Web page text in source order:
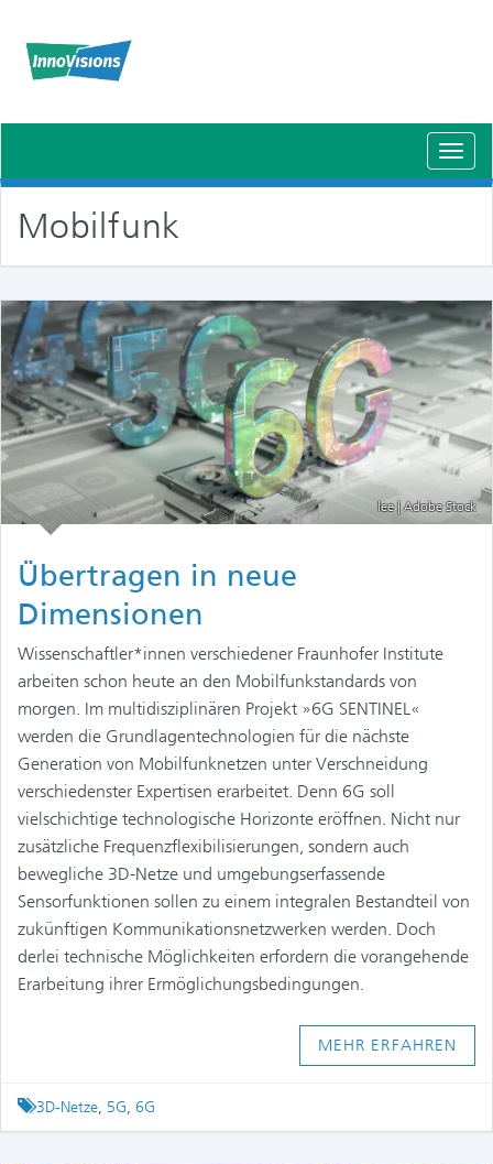
Mobilfunk
lee | Adobe Stock
Übertragen in neue
Dimensionen
Wissenschaftler*innen verschiedener Fraunhofer Institute
arbeiten schon heute an den Mobilfunkstandards von
morgen. Im multidisziplinären Projekt »6G SENTINEL«
werden die Grundlagentechnologien für die nächste
Generation von Mobilfunknetzen unter Verschneidung
verschiedenster Expertisen erarbeitet. Denn 6G soll
vielschichtige technologische Horizonte eröffnen. Nicht nur
zusätzliche Frequenzflexibilisierungen, sondern auch
bewegliche 3D-Netze und umgebungserfassende
Sensorfunktionen sollen zu einem integralen Bestandteil von
zukünftigen Kommunikationsnetzwerken werden. Doch
derlei technische Möglichkeiten erfordern die vorangehende
Erarbeitung ihrer Ermöglichungsbedingungen.
MEHR ERFAHREN
Tagged
3D-Netze, 5G, 6G